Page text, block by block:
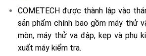
COMETECH được thành lập vào
sản phẩm chính bao gồm máy thử
mòn, máy thử va đập, kẹp và phụ
xuất máy kiểm tra.